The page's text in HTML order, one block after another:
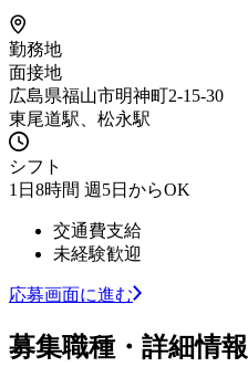
勤務地
面接地
広島県福山市明神町2-15-30
東尾道駅、松永駅
シフト
1日8時間 週5日からOK
交通費支給
未経験歓迎
応募画面に進む
募集職種・詳細情報